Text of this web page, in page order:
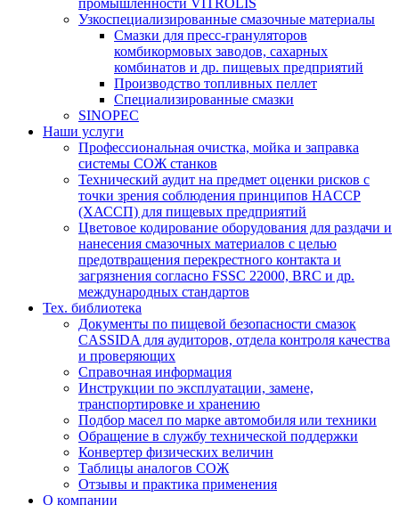
промышленности VITROLIS
Узкоспециализированные смазочные материалы
Смазки для пресс-грануляторов
комбикормовых заводов, сахарных
комбинатов и др. пищевых предприятий
Производство топливных пеллет
Специализированные смазки
SINOPEC
Наши услуги
Профессиональная очистка, мойка и заправка
системы СОЖ станков
Технический аудит на предмет оценки рисков с
точки зрения соблюдения принципов HACCP
(ХАССП) для пищевых предприятий
Цветовое кодирование оборудования для раздачи и
нанесения смазочных материалов с целью
предотвращения перекрестного контакта и
загрязнения согласно FSSC 22000, BRC и др.
международных стандартов
Тех. библиотека
Документы по пищевой безопасности смазок
CASSIDA для аудиторов, отдела контроля качества
и проверяющих
Справочная информация
Инструкции по эксплуатации, замене,
транспортировке и хранению
Подбор масел по марке автомобиля или техники
Обращение в службу технической поддержки
Конвертер физических величин
Таблицы аналогов СОЖ
Отзывы и практика применения
О компании